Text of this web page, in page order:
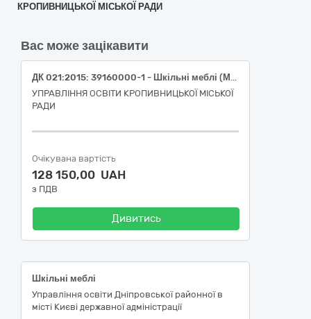
КРОПИВНИЦЬКОЇ МІСЬКОЇ РАДИ
Вас може зацікавити
ДК 021:2015: 39160000-1 - Шкільні меблі (Меблі для кабінету фізики НУШ для Комунального закладу «Інноваційна гімназія Кропивницької міської ради»)
УПРАВЛІННЯ ОСВІТИ КРОПИВНИЦЬКОЇ МІСЬКОЇ
РАДИ
Очікувана вартість
128 150,00 UAH
з ПДВ
Дивитись
Шкільні меблі
Управління освіти Дніпровської районної в
місті Києві державної адміністрації